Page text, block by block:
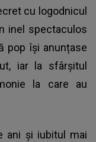
cu logodnicul
inel spectaculos
pop își anunțase
iar la sfârșitul
la care au
ani și iubitul mai